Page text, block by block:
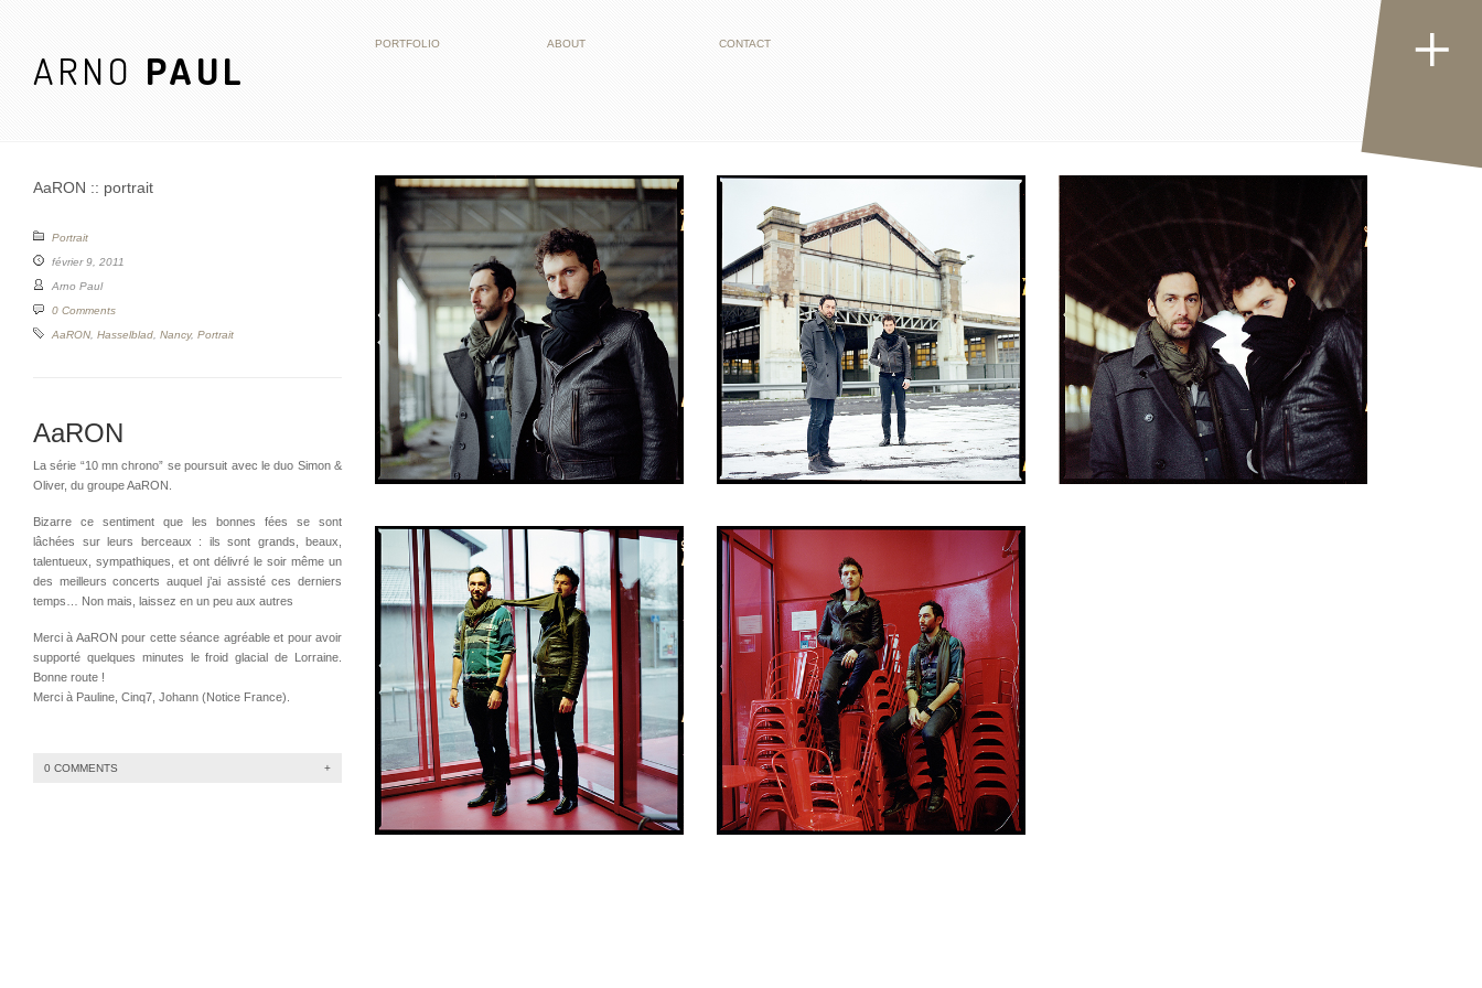
ARNO PAUL
PORTFOLIO ABOUT CONTACT
AaRON :: portrait
Portrait
février 9, 2011
Arno Paul
0 Comments
AaRON Hasselblad Nancy, Portrait
AaRON
La série “10 mn chrono” se poursuit avec le duo Simon &
Oliver, du groupe AaRON.
Bizarre ce sentiment que les bonnes fées se sont
lâchées sur leurs berceaux : ils sont grands, beaux,
talentueux, sympathiques, et ont délivré le soir même un
des meilleurs concerts auquel j’ai assisté ces derniers
temps… Non mais, laissez en un peu aux autres
Merci à AaRON pour cette séance agréable et pour avoir
supporté quelques minutes le froid glacial de Lorraine.
Bonne route !
Merci à Pauline, Cinq7, Johann (Notice France).
+
0 COMMENTS